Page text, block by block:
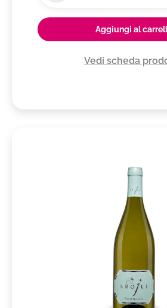
Aggiungi al
Vedi scheda